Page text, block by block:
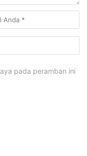
pada peramban ini